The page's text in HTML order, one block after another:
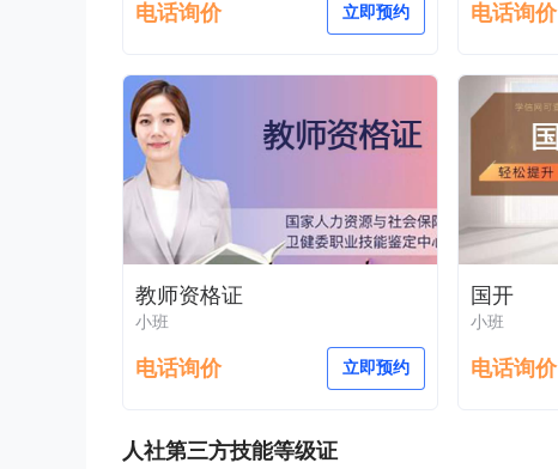
电话询价 立即预约 电话询价
教师资格证
小班
电话询价 立即预约
国开
小班
电话询价
人社第三方技能等级证